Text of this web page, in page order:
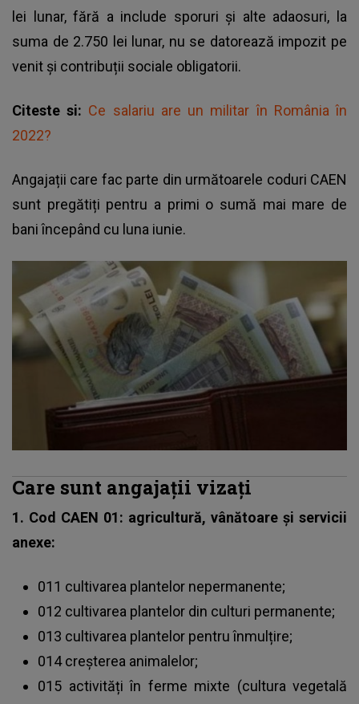
lei lunar, fără a include sporuri și alte adaosuri, la
suma de 2.750 lei lunar, nu se datorează impozit pe
venit și contribuții sociale obligatorii.
Citeste si: Ce salariu are un militar în România în
2022?
Angajații care fac parte din următoarele coduri CAEN
sunt pregătiți pentru a primi o sumă mai mare de
bani începând cu luna iunie.
Care sunt angajații vizați
1. Cod CAEN 01: agricultură, vânătoare și servicii
anexe:
011 cultivarea plantelor nepermanente;
012 cultivarea plantelor din culturi permanente;
013 cultivarea plantelor pentru înmulțire;
014 creșterea animalelor;
015 activități în ferme mixte (cultura vegetală